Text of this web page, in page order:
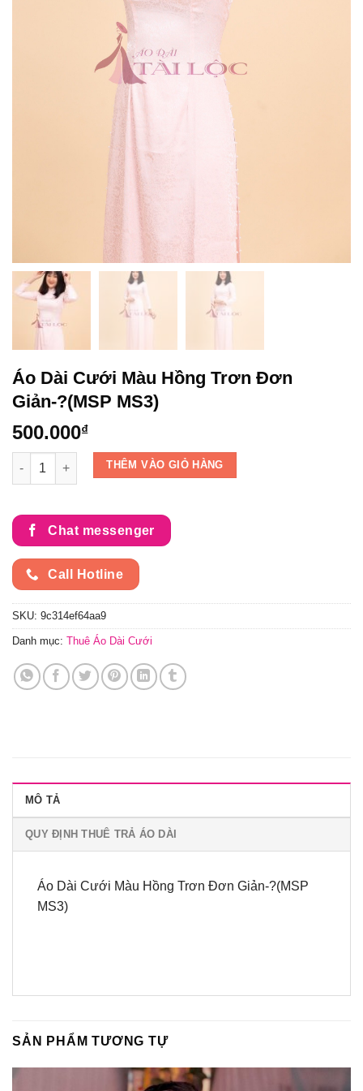
Áo Dài Cưới Màu Hồng Trơn Đơn
Giản-?(MSP MS3)
500.000₫
Áo Dài Cưới Màu Hồng Trơn Đơn Giản-?(MSP MS3) số lượng
THÊM VÀO GIỎ HÀNG
Chat messenger
Call Hotline
SKU: 9c314ef64aa9
Danh mục: Thuê Áo Dài Cưới
MÔ TẢ
QUY ĐỊNH THUÊ TRẢ ÁO DÀI
Áo Dài Cưới Màu Hồng Trơn Đơn Giản-?(MSP
MS3)
SẢN PHẨM TƯƠNG TỰ